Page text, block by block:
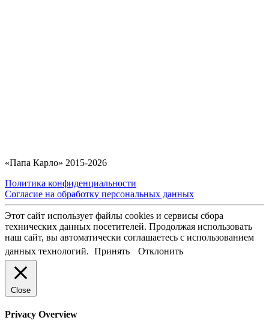
«Папа Карло» 2015-2026
Политика конфиденциальности
Согласие на обработку персональных данных
Этот сайт использует файлы cookies и сервисы сбора
технических данных посетителей. Продолжая использовать
наш сайт, вы автоматически соглашаетесь с использованием
данных технологий. Принять Отклонить
Close
Privacy Overview